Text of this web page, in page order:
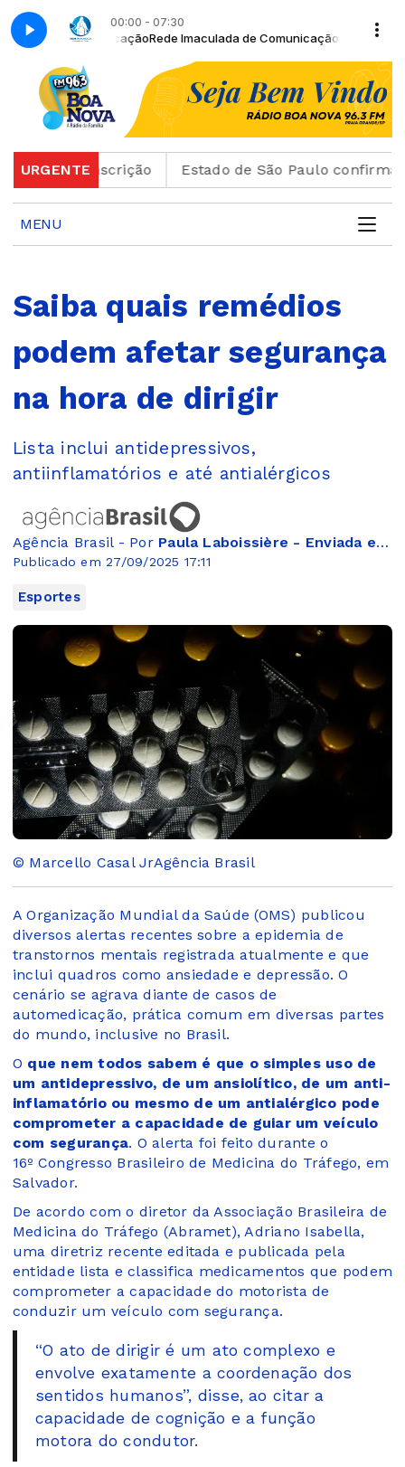
00:00 - 07:30
ComunicaçãoRede Imaculada de Comunicação - Retransmissão com
URGENTE
de inscrição Estado de São Paulo confirma 23
MENU
Saiba quais remédios
podem afetar segurança
na hora de dirigir
Lista inclui antidepressivos,
antiinflamatórios e até antialérgicos
Agência Brasil - Por Paula Laboissière - Enviada especial*
Publicado em 27/09/2025 17:11
Esportes
© Marcello Casal JrAgência Brasil
A Organização Mundial da Saúde (OMS) publicou
diversos alertas recentes sobre a epidemia de
transtornos mentais registrada atualmente e que
inclui quadros como ansiedade e depressão. O
cenário se agrava diante de casos de
automedicação, prática comum em diversas partes
do mundo, inclusive no Brasil.
O que nem todos sabem é que o simples uso de
um antidepressivo, de um ansiolítico, de um anti-
inflamatório ou mesmo de um antialérgico pode
comprometer a capacidade de guiar um veículo
com segurança. O alerta foi feito durante o
16º Congresso Brasileiro de Medicina do Tráfego, em
Salvador.
De acordo com o diretor da Associação Brasileira de
Medicina do Tráfego (Abramet), Adriano Isabella,
uma diretriz recente editada e publicada pela
entidade lista e classifica medicamentos que podem
comprometer a capacidade do motorista de
conduzir um veículo com segurança.
“O ato de dirigir é um ato complexo e
envolve exatamente a coordenação dos
sentidos humanos”, disse, ao citar a
capacidade de cognição e a função
motora do condutor.